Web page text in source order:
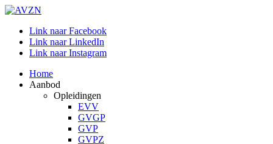
Link naar Facebook
Link naar LinkedIn
Link naar Instagram
Home
Aanbod
Opleidingen
EVV
GVGP
GVP
GVPZ